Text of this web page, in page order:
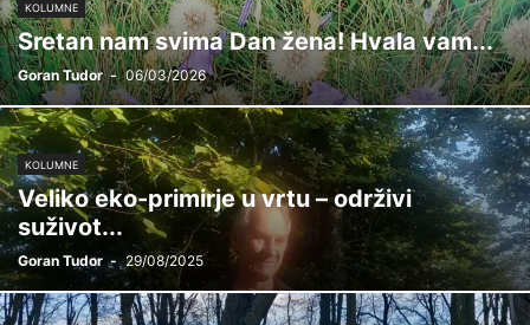
KOLUMNE
Sretan nam svima Dan žena! Hvala vam...
Goran Tudor - 06/03/2026
KOLUMNE
Veliko eko-primirje u vrtu – održivi
suživot...
Goran Tudor - 29/08/2025